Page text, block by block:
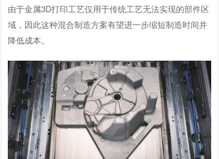
由于金属3D打印工艺仅用于传统工艺无法实现的部件区
域，因此这种混合制造方案有望进一步缩短制造时间并
降低成本。